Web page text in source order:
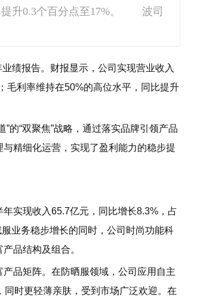
提升0.3个百分点至17%。 波司
报告。财报显示，公司实现营业收入
毛利率维持在50%的高位水平，同比提升
“双聚焦”战略，通过落实品牌引领产品
精细化运营，实现了盈利能力的稳步提
实现收入65.7亿元，同比增长8.3%，占
业务稳步增长的同时，公司时尚功能科
品结构及组合。
品矩阵。在防晒服领域，公司应用自主
时更轻薄亲肤，受到市场广泛欢迎。在